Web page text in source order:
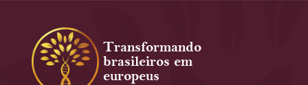
Transformando
brasileiros em
europeus